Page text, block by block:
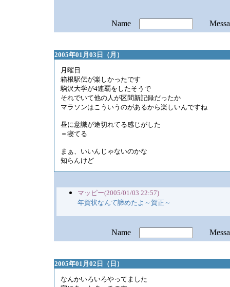
Name
2005年01月03日（月）
月曜日
箱根駅伝が楽しかったです
駒沢大学が4連覇をしたそうで
それでいて他の人が区間新記録だったか
マラソンはこういうのがあるから楽しいんですね
昼に意識が途切れてる感じがした
＝寝てる
まぁ、いいんじゃないのかな
知らんけど
マッピー(2005/01/03 22:57)
年賀状なんて諦めたよ～賀正～
Name
2005年01月02日（日）
なんかいろいろやってました